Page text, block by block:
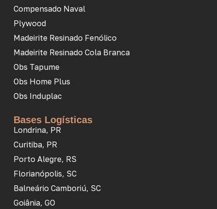
Compensado Naval
Plywood
Madeirite Resinado Fenólico
Madeirite Resinado Cola Branca
Obs Tapume
Obs Home Plus
Obs Induplac
Bases Logísticas
Londrina, PR
Curitiba, PR
Porto Alegre, RS
Florianópolis, SC
Balneário Camboriú, SC
Goiânia, GO